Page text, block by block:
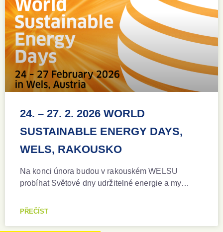
24. – 27. 2. 2026 WORLD
SUSTAINABLE ENERGY DAYS,
WELS, RAKOUSKO
Na konci února budou v rakouském WELSU
probíhat Světové dny udržitelné energie a my…
PŘEČÍST